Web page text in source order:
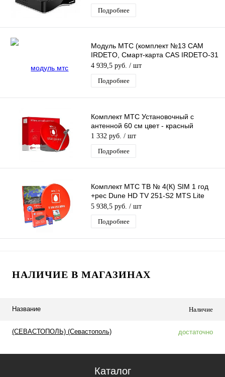
Подробнее
Модуль МТС (комплект №13 CAM
IRDETO, Смарт-карта CAS IRDETO-31
с услугой спутникового ТВ на 1 мес
4 939,5 руб. / шт
Подробнее
Комплект МТС Установочный с
антенной 60 см цвет - красный
1 332 руб. / шт
Подробнее
Комплект МТС ТВ № 4(К) SIM 1 год
+рес Dune HD TV 251-S2 MTS Lite
Plus+Ант 0,6м красная +Ку +каб.20м
5 938,5 руб. / шт
Подробнее
НАЛИЧИЕ В МАГАЗИНАХ
Название Наличие
(СЕВАСТОПОЛЬ) (Севастополь) достаточно
Каталог